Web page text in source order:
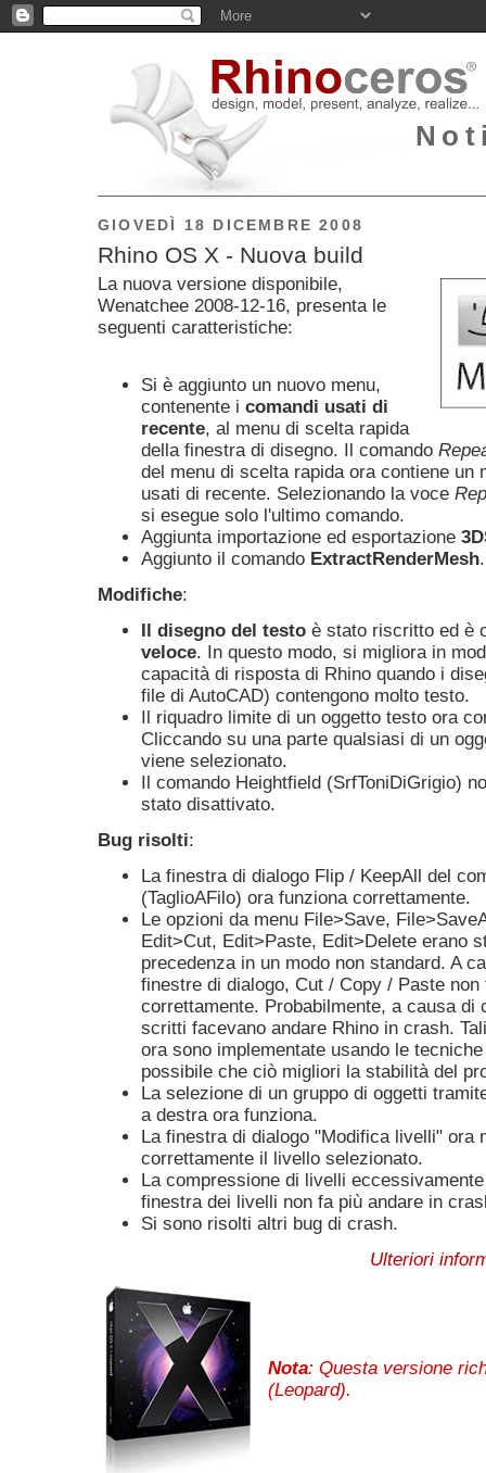
GIOVEDÌ 18 DICEMBRE 2008
Rhino OS X - Nuova build
La nuova versione disponibile,
Wenatchee 2008-12-16, presenta le
seguenti caratteristiche:
Si è aggiunto un nuovo menu,
contenente i comandi usati di
recente, al menu di scelta rapida
della finestra di disegno. Il comando
del menu di scelta rapida ora contiene un
usati di recente. Selezionando la voce
si esegue solo l'ultimo comando.
Aggiunta importazione ed esportazione
Aggiunto il comando ExtractRenderMesh.
Modifiche:
Il disegno del testo è stato riscritto ed è
veloce. In questo modo, si migliora in
capacità di risposta di Rhino quando i
file di AutoCAD) contengono molto testo.
Il riquadro limite di un oggetto testo ora
Cliccando su una parte qualsiasi di un
viene selezionato.
Il comando Heightfield (SrfToniDiGrigio)
stato disattivato.
Bug risolti:
La finestra di dialogo Flip / KeepAll del
(TaglioAFilo) ora funziona correttamente.
Le opzioni da menu File>Save,
Edit>Cut, Edit>Paste, Edit>Delete erano
precedenza in un modo non standard. A
finestre di dialogo, Cut / Copy / Paste non
correttamente. Probabilmente, a causa di
scritti facevano andare Rhino in crash.
ora sono implementate usando le
possibile che ciò migliori la stabilità del
La selezione di un gruppo di oggetti
a destra ora funziona.
La finestra di dialogo "Modifica livelli" ora
correttamente il livello selezionato.
La compressione di livelli
finestra dei livelli non fa più andare in
Si sono risolti altri bug di crash.
Ulteriori
Nota: Questa versione
(Leopard).